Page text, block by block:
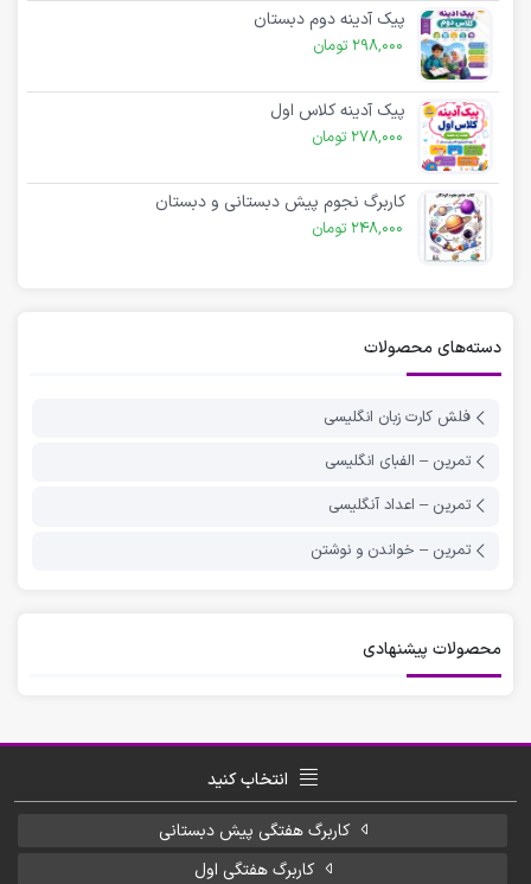
پیک آدینه دوم دبستان
298,000 تومان
پیک آدینه کلاس اول
278,000 تومان
کاربرگ نجوم پیش دبستانی و دبستان
248,000 تومان
دسته‌های محصولات
فلش کارت زبان انگلیسی
تمرین – الفبای انگلیسی
تمرین – اعداد آنگلیسی
تمرین – خواندن و نوشتن
محصولات پیشنهادی
انتخاب کنید
کاربرگ هفتگی پیش دبستانی
کاربرگ هفتگی اول